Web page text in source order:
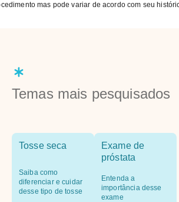
mas pode variar de acordo com seu
Temas mais pesquisados
Tosse seca
Saiba como
diferenciar e cuidar
desse tipo de tosse
Exame de
próstata
Entenda a
importância desse
exame